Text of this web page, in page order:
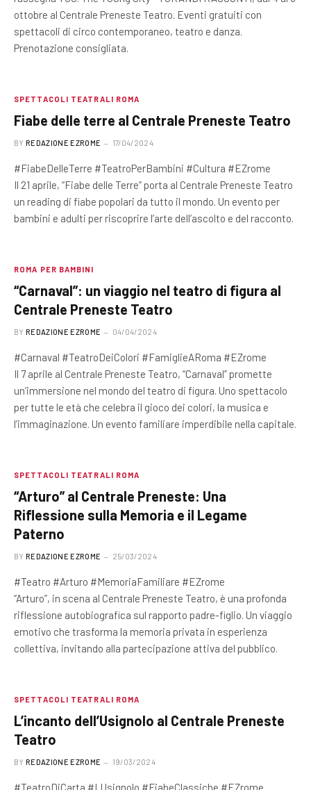
ottobre al Centrale Preneste Teatro. Eventi gratuiti con
spettacoli di circo contemporaneo, teatro e danza.
Prenotazione consigliata.
SPETTACOLI TEATRALI ROMA
Fiabe delle terre al Centrale Preneste Teatro
BY REDAZIONE EZROME 17/04/2024
#FiabeDelleTerre #TeatroPerBambini #Cultura #EZrome
Il 21 aprile, “Fiabe delle Terre” porta al Centrale Preneste Teatro
un reading di fiabe popolari da tutto il mondo. Un evento per
bambini e adulti per riscoprire l’arte dell’ascolto e del racconto.
ROMA PER BAMBINI
“Carnaval”: un viaggio nel teatro di figura al
Centrale Preneste Teatro
BY REDAZIONE EZROME 04/04/2024
#Carnaval #TeatroDeiColori #FamiglieARoma #EZrome
Il 7 aprile al Centrale Preneste Teatro, “Carnaval” promette
un’immersione nel mondo del teatro di figura. Uno spettacolo
per tutte le età che celebra il gioco dei colori, la musica e
l’immaginazione. Un evento familiare imperdibile nella capitale.
SPETTACOLI TEATRALI ROMA
“Arturo” al Centrale Preneste: Una
Riflessione sulla Memoria e il Legame
Paterno
BY REDAZIONE EZROME 25/03/2024
#Teatro #Arturo #MemoriaFamiliare #EZrome
“Arturo”, in scena al Centrale Preneste Teatro, è una profonda
riflessione autobiografica sul rapporto padre-figlio. Un viaggio
emotivo che trasforma la memoria privata in esperienza
collettiva, invitando alla partecipazione attiva del pubblico.
SPETTACOLI TEATRALI ROMA
L’incanto dell’Usignolo al Centrale Preneste
Teatro
BY REDAZIONE EZROME 19/03/2024
#TeatroDiCarta #LUsignolo #FiabeClassiche #EZrome